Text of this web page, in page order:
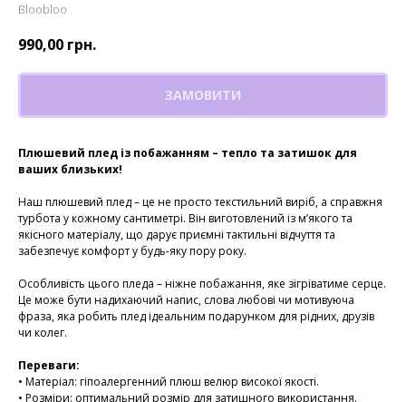
Bloobloo
990,00 грн.
ЗАМОВИТИ
Плюшевий плед із побажанням – тепло та затишок для
ваших близьких!
Наш плюшевий плед – це не просто текстильний виріб, а справжня
турбота у кожному сантиметрі. Він виготовлений із м’якого та
якісного матеріалу, що дарує приємні тактильні відчуття та
забезпечує комфорт у будь-яку пору року.
Особливість цього пледа – ніжне побажання, яке зігріватиме серце.
Це може бути надихаючий напис, слова любові чи мотивуюча
фраза, яка робить плед ідеальним подарунком для рідних, друзів
чи колег.
Переваги:
• Матеріал: гіпоалергенний плюш велюр високої якості.
• Розміри: оптимальний розмір для затишного використання.